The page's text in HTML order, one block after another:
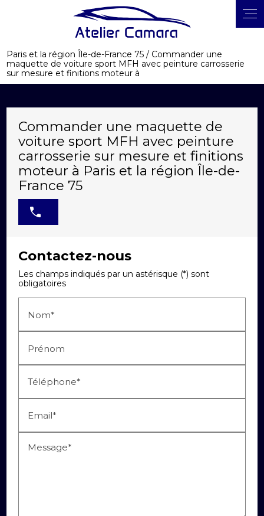
Paris et la région Île-de-France 75 / Commander une
maquette de voiture sport MFH avec peinture carrosserie
sur mesure et finitions moteur à
Commander une maquette de
voiture sport MFH avec peinture
carrosserie sur mesure et finitions
moteur à Paris et la région Île-de-
France 75
Contactez-nous
Les champs indiqués par un astérisque (*) sont
obligatoires
Nom*
Prénom
Téléphone*
Email*
Message*
Panneau de gestion des cookies